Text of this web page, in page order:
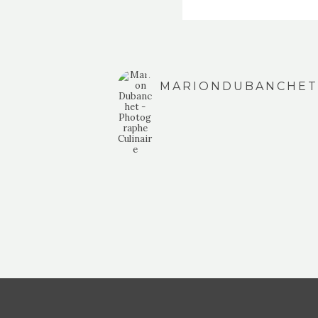
MARIONDUBANCHET